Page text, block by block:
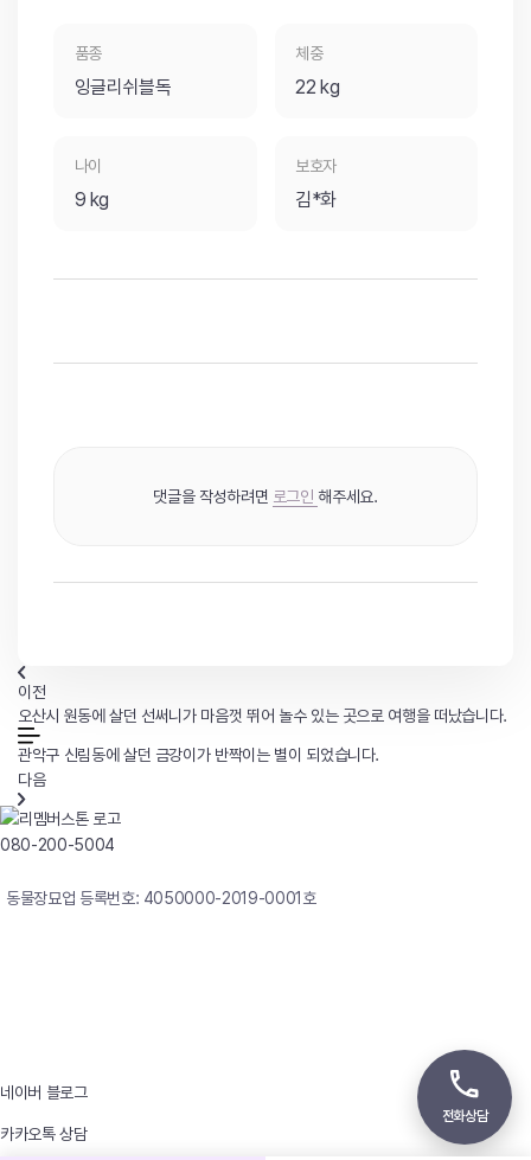
품종
잉글리쉬블독
체중
22 kg
나이
9 kg
보호자
김*화
댓글을 작성하려면 로그인 해주세요.
이전
오산시 원동에 살던 선써니가 마음껏 뛰어 놀수 있는 곳으로 여행을 떠났습니다.
관악구 신림동에 살던 금강이가 반짝이는 별이 되었습니다.
다음
080-200-5004
동물장묘업 등록번호: 4050000-2019-0001호
네이버 블로그
카카오톡 상담
전화상담